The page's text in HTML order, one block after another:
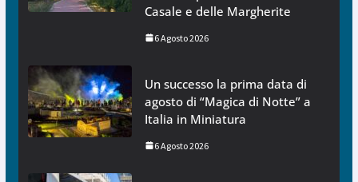
Casale e delle Margherite
6 Agosto 2026
Un successo la prima data di
agosto di “Magica di Notte” a
Italia in Miniatura
6 Agosto 2026